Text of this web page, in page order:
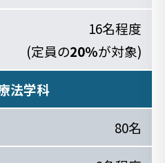
16名程度
(定員の20％が対象)
法学科
80名